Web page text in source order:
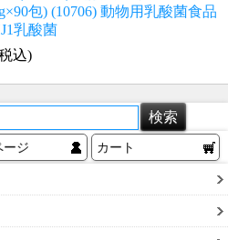
包) (10706) 動物用乳酸菌食品
乳酸菌
込)
ージ カート